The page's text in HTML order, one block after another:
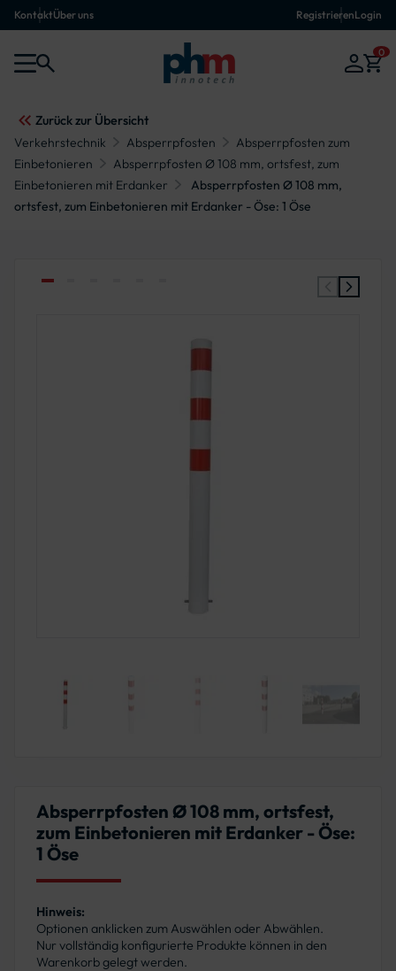
KontaktÜber uns RegistrierenLogin
0
Zurück zur Übersicht
Verkehrstechnik
Absperrpfosten
Absperrpfosten zum
Einbetonieren
Absperrpfosten Ø 108 mm, ortsfest, zum
Einbetonieren mit Erdanker
Absperrpfosten Ø 108 mm,
ortsfest, zum Einbetonieren mit Erdanker - Öse: 1 Öse
Absperrpfosten Ø 108 mm, ortsfest,
zum Einbetonieren mit Erdanker - Öse:
1 Öse
Hinweis:
Optionen anklicken zum Auswählen oder Abwählen.
Nur vollständig konfigurierte Produkte können in den
Warenkorb gelegt werden.